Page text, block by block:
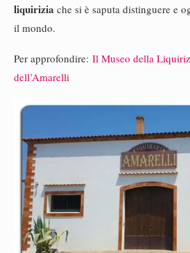
liquirizia che si è saputa distinguere e
il mondo.
Per approfondire: Il Museo della
dell’Amarelli